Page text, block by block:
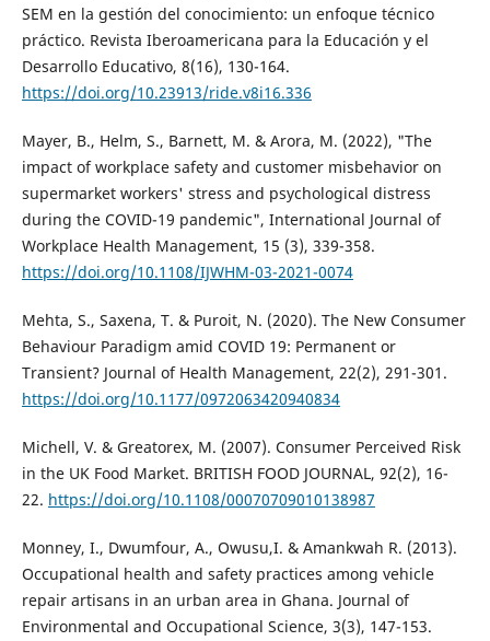
SEM en la gestión del conocimiento: un enfoque técnico
práctico. Revista Iberoamericana para la Educación y el
Desarrollo Educativo, 8(16), 130-164.
https://doi.org/10.23913/ride.v8i16.336
Mayer, B., Helm, S., Barnett, M. & Arora, M. (2022), "The
impact of workplace safety and customer misbehavior on
supermarket workers' stress and psychological distress
during the COVID-19 pandemic", International Journal of
Workplace Health Management, 15 (3), 339-358.
https://doi.org/10.1108/IJWHM-03-2021-0074
Mehta, S., Saxena, T. & Puroit, N. (2020). The New Consumer
Behaviour Paradigm amid COVID 19: Permanent or
Transient? Journal of Health Management, 22(2), 291-301.
https://doi.org/10.1177/0972063420940834
Michell, V. & Greatorex, M. (2007). Consumer Perceived Risk
in the UK Food Market. BRITISH FOOD JOURNAL, 92(2), 16-
22. https://doi.org/10.1108/00070709010138987
Monney, I., Dwumfour, A., Owusu,I. & Amankwah R. (2013).
Occupational health and safety practices among vehicle
repair artisans in an urban area in Ghana. Journal of
Environmental and Occupational Science, 3(3), 147-153.